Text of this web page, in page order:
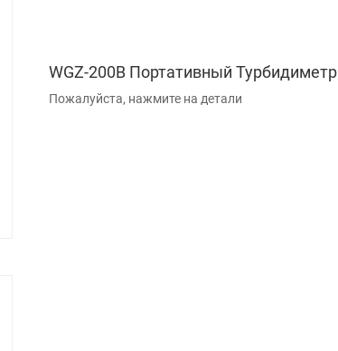
WGZ-200B Портативный Турбидиметр
Пожалуйста, нажмите на детали